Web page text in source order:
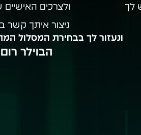
לך
ולצרכים
ניצור איתך קשר
ונעזור לך בבחירת המסלול
הבוילר